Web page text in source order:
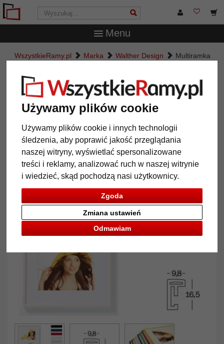
Używamy plików cookie
Używamy plików cookie i innych technologii
śledzenia, aby poprawić jakość przeglądania
naszej witryny, wyświetlać spersonalizowane
treści i reklamy, analizować ruch w naszej witrynie
i wiedzieć, skąd pochodzą nasi użytkownicy.
Zgoda
Odmawiam
Zmiana ustawień
Menu
WszystkieRamy.pl Marka Walther Design
Multiramka
Multiramka na 3 zdjęcia New
Lifestyle
Powrót